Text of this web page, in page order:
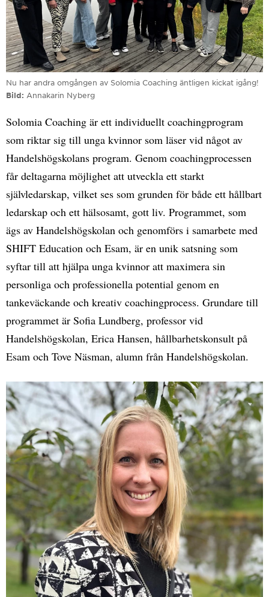
Nu har andra omgången av Solomia Coaching äntligen kickat igång!
Bild
Annakarin Nyberg
Solomia Coaching är ett individuellt coachingprogram
som riktar sig till unga kvinnor som läser vid något av
Handelshögskolans program. Genom coachingprocessen
får deltagarna möjlighet att utveckla ett starkt
självledarskap, vilket ses som grunden för både ett hållbart
ledarskap och ett hälsosamt, gott liv. Programmet, som
ägs av Handelshögskolan och genomförs i samarbete med
SHIFT Education och Esam, är en unik satsning som
syftar till att hjälpa unga kvinnor att maximera sin
personliga och professionella potential genom en
tankeväckande och kreativ coachingprocess. Grundare till
programmet är Sofia Lundberg, professor vid
Handelshögskolan, Erica Hansen, hållbarhetskonsult på
Esam och Tove Näsman, alumn från Handelshögskolan.